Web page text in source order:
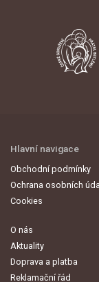
Hlavní navigace
Obchodní podmínky
Ochrana osobních
Cookies
O nás
Aktuality
Doprava a platba
Reklamační řád